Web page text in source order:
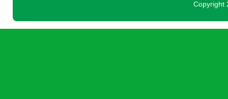
Copyright